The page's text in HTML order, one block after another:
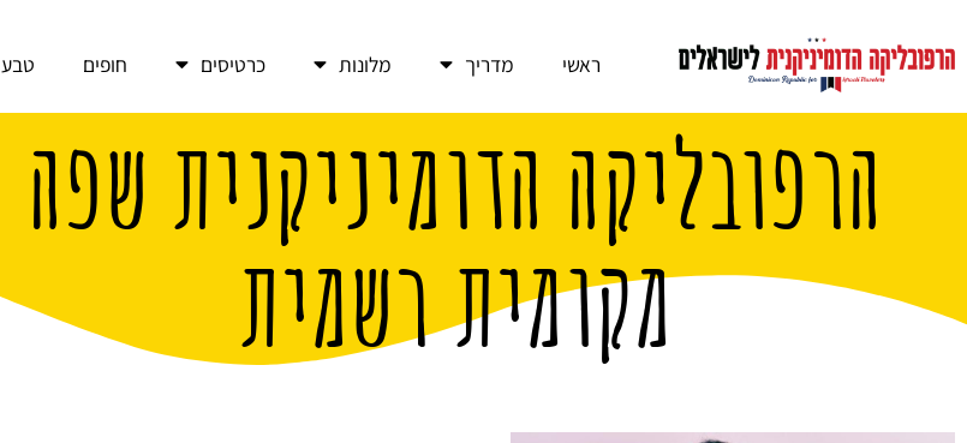
ראשי מדריך מלונות כרטיסים חופים טבע
הרפובליקה הדומיניקנית שפה
מקומית רשמית